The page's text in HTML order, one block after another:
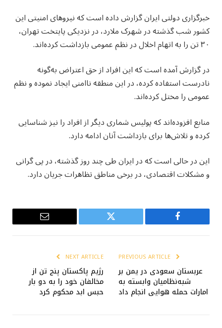
خبرگزاری دولتی ایران گزارش داده است که نیروهای امنیتی این
کشور شب گذشته در شهرک ملارد، در نزدیکی پایتخت تهران،
۳۰ تن را به اتهام اخلال در نظم عمومی بازداشت کرده‌اند.
در گزارش آمده است که این افراد از حق اعتراض به‌گونه
نادرست استفاده کرده، در این منطقه ناامنی ایجاد نموده و نظم
عمومی را مختل کرده‌اند.
منابع افزوده‌اند که پولیس شماری دیگر از افراد را نیز شناسایی
کرده و تلاش‌ها برای بازداشت آنان ادامه دارد.
این در حالی است که در ایران طی چند روز گذشته، در پی گرانی
و مشکلات اقتصادی، در برخی مناطق تظاهرات جریان دارد.
Facebook
Twitter
Email
عربستان سعودی در یمن بر
شبه‌نظامیان وابسته به
امارات حمله هوایی انجام داد
NEXT ARTICLE
رژیم پاکستان پنج تن از
مخالفان خود را به دو بار
حبس ابد محکوم کرد